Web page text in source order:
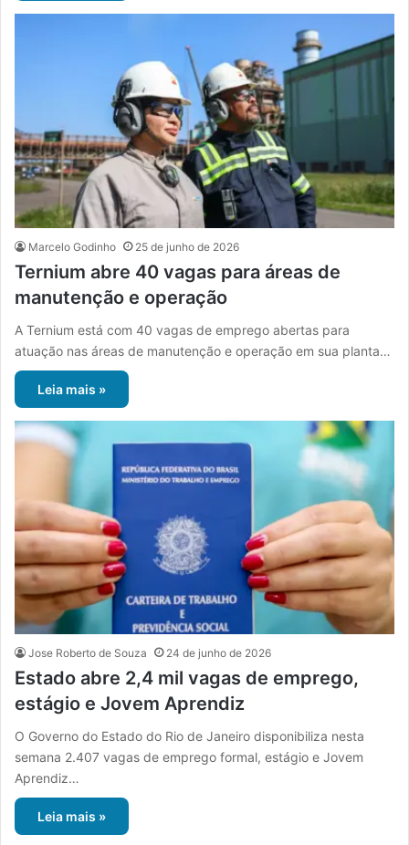
Marcelo Godinho 25 de junho de 2026
Ternium abre 40 vagas para áreas de
manutenção e operação
A Ternium está com 40 vagas de emprego abertas para
atuação nas áreas de manutenção e operação em sua planta…
Leia mais »
Jose Roberto de Souza 24 de junho de 2026
Estado abre 2,4 mil vagas de emprego,
estágio e Jovem Aprendiz
O Governo do Estado do Rio de Janeiro disponibiliza nesta
semana 2.407 vagas de emprego formal, estágio e Jovem
Aprendiz…
Leia mais »